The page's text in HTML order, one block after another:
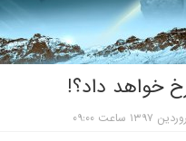
خواهد داد؟!